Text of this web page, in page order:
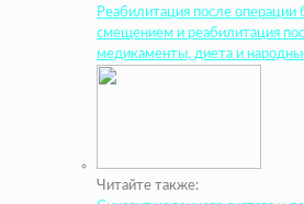
Реабилитация после
смещением и реабилитация
медикаменты, диета и
Читайте также: